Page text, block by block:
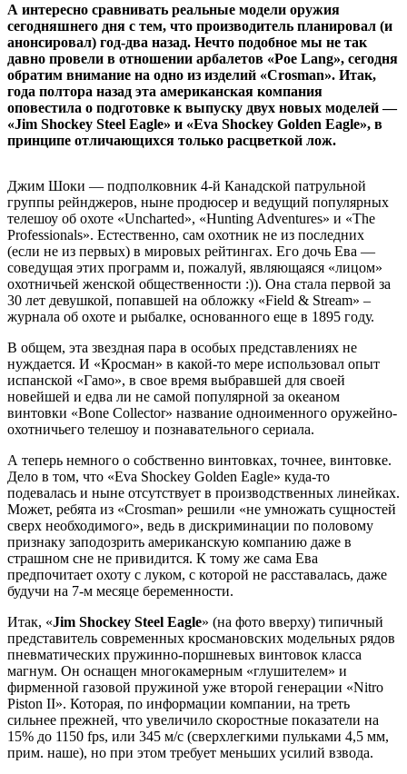
А интересно сравнивать реальные модели оружия
сегодняшнего дня с тем, что производитель планировал (и
анонсировал) год-два назад. Нечто подобное мы не так
давно провели в отношении арбалетов «Poe Lang», сегодня
обратим внимание на одно из изделий «Crosman». Итак,
года полтора назад эта американская компания
оповестила о подготовке к выпуску двух новых моделей —
«Jim Shockey Steel Eagle» и «Eva Shockey Golden Eagle», в
принципе отличающихся только расцветкой лож.
Джим Шоки — подполковник 4-й Канадской патрульной
группы рейнджеров, ныне продюсер и ведущий популярных
телешоу об охоте «Uncharted», «Hunting Adventures» и «The
Professionals». Естественно, сам охотник не из последних
(если не из первых) в мировых рейтингах. Его дочь Ева —
соведущая этих программ и, пожалуй, являющаяся «лицом»
охотничьей женской общественности :)). Она стала первой за
30 лет девушкой, попавшей на обложку «Field & Stream» –
журнала об охоте и рыбалке, основанного еще в 1895 году.
В общем, эта звездная пара в особых представлениях не
нуждается. И «Кросман» в какой-то мере использовал опыт
испанской «Гамо», в свое время выбравшей для своей
новейшей и едва ли не самой популярной за океаном
винтовки «Bone Collector» название одноименного оружейно-
охотничьего телешоу и познавательного сериала.
А теперь немного о собственно винтовках, точнее, винтовке.
Дело в том, что «Eva Shockey Golden Eagle» куда-то
подевалась и ныне отсутствует в производственных линейках.
Может, ребята из «Crosman» решили «не умножать сущностей
сверх необходимого», ведь в дискриминации по половому
признаку заподозрить американскую компанию даже в
страшном сне не привидится. К тому же сама Ева
предпочитает охоту с луком, с которой не расставалась, даже
будучи на 7-м месяце беременности.
Итак, «Jim Shockey Steel Eagle» (на фото вверху) типичный
представитель современных кросмановских модельных рядов
пневматических пружинно-поршневых винтовок класса
магнум. Он оснащен многокамерным «глушителем» и
фирменной газовой пружиной уже второй генерации «Nitro
Piston II». Которая, по информации компании, на треть
сильнее прежней, что увеличило скоростные показатели на
15% до 1150 fps, или 345 м/с (сверхлегкими пульками 4,5 мм,
прим. наше), но при этом требует меньших усилий взвода.